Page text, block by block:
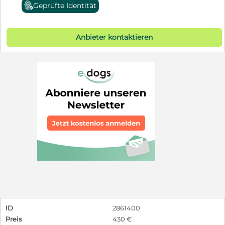
Geprüfte Identität
Anbieter kontaktieren
ID
2861400
Preis
430 €